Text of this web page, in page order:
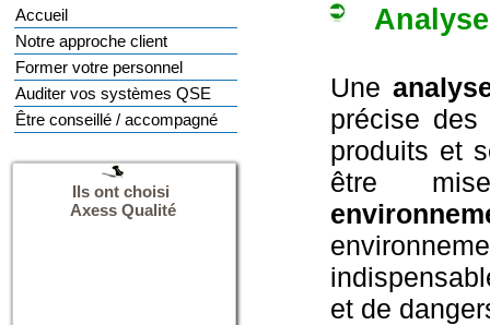
Analyse
Une
précise des
produits et
être
et de
Accueil
Notre approche client
Former votre personnel
Auditer vos systèmes QSE
Être conseillé / accompagné
Ils ont choisi
Axess Qualité